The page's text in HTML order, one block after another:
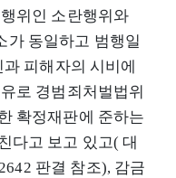
위인 소란행위와
가 동일하고 범행일
피해자의 시비에
로 경범죄처벌법위
확정재판에 준하는
다고 보고 있고( 대
판결 참조), 감금